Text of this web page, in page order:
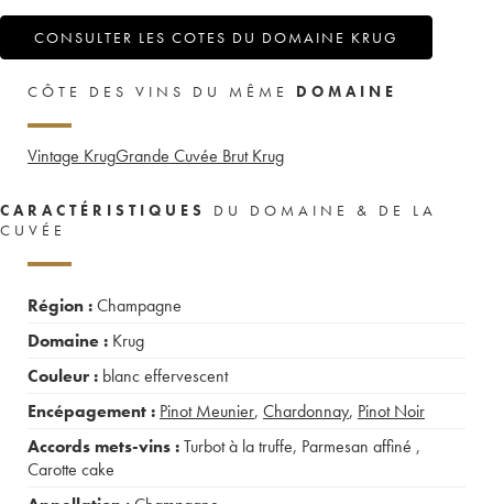
CONSULTER LES COTES DU DOMAINE KRUG
CÔTE DES VINS DU MÊME DOMAINE
Vintage KrugGrande Cuvée Brut Krug
CARACTÉRISTIQUES
DU DOMAINE & DE LA
CUVÉE
Région :Champagne
Domaine : Krug
Couleur : blanc effervescent
Encépagement : Pinot Meunier, Chardonnay, Pinot Noir
Accords mets-vins :Turbot à la truffe, Parmesan affiné ,
Carotte cake